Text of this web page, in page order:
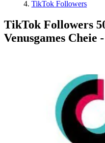
TikTok Followers
TikTok Followers
Venusgames